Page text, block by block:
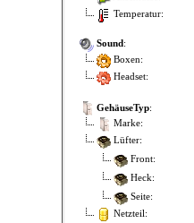
Temperatur:
Sound:
Boxen:
Headset:
GehäuseTyp:
Marke:
Lüfter:
Front:
Heck:
Seite:
Netzteil: